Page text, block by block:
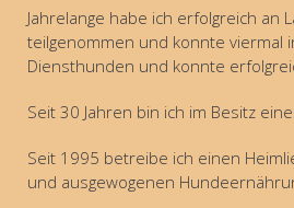
Jahrelange habe ich erfolgreich
teilgenommen und konnte viermal
Diensthunden und konnte
Seit 30 Jahren bin ich im Besitz
Seit 1995 betreibe ich einen
und ausgewogenen